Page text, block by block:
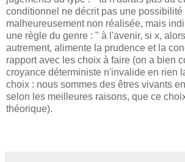
conditionnel ne décrit pas une
malheureusement non réalisée, mais
une règle du genre : " à l'avenir, si x,
autrement, alimente la prudence et la
rapport avec les choix à faire (on a bien
croyance déterministe n'invalide en rien
choix : nous sommes des êtres vivants
selon les meilleures raisons, que ce
théorique).